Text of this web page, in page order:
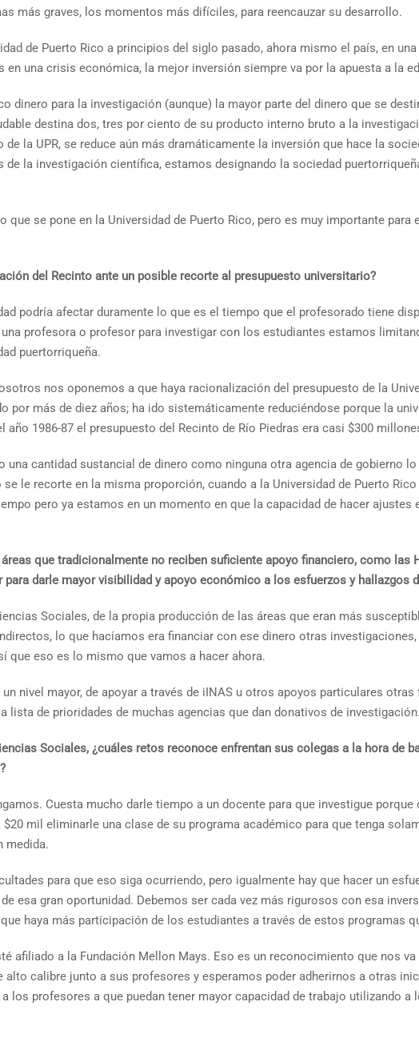
más graves, los momentos más difíciles, para reencauzar su desarrollo.
de Puerto Rico a principios del siglo pasado, ahora mismo el país, en
en una crisis económica, la mejor inversión siempre va por la apuesta a la
dinero para la investigación (aunque) la mayor parte del dinero que se
destina dos, tres por ciento de su producto interno bruto a la
la UPR, se reduce aún más dramáticamente la inversión que hace la
de la investigación científica, estamos designando la sociedad
que se pone en la Universidad de Puerto Rico, pero es muy importante
del Recinto ante un posible recorte al presupuesto universitario?
podría afectar duramente lo que es el tiempo que el profesorado tiene
profesora o profesor para investigar con los estudiantes estamos
puertorriqueña.
nos oponemos a que haya racionalización del presupuesto de la
por más de diez años; ha ido sistemáticamente reduciéndose porque la
1986-87 el presupuesto del Recinto de Río Piedras era casi $300
una cantidad sustancial de dinero como ninguna otra agencia de gobierno
le recorte en la misma proporción, cuando a la Universidad de Puerto
pero ya estamos en un momento en que la capacidad de hacer
que tradicionalmente no reciben suficiente apoyo financiero, como las
para darle mayor visibilidad y apoyo económico a los esfuerzos y hallazgos
Sociales, de la propia producción de las áreas que eran más
lo que hacíamos era financiar con ese dinero otras
que eso es lo mismo que vamos a hacer ahora.
nivel mayor, de apoyar a través de iINAS u otros apoyos particulares
lista de prioridades de muchas agencias que dan donativos de investigación.
Sociales, ¿cuáles retos reconoce enfrentan sus colegas a la hora de
Cuesta mucho darle tiempo a un docente para que investigue
mil eliminarle una clase de su programa académico para que tenga
medida.
para que eso siga ocurriendo, pero igualmente hay que hacer un
esa gran oportunidad. Debemos ser cada vez más rigurosos con esa
haya más participación de los estudiantes a través de estos programas
afiliado a la Fundación Mellon Mays. Eso es un reconocimiento que nos
calibre junto a sus profesores y esperamos poder adherirnos a otras
los profesores a que puedan tener mayor capacidad de trabajo utilizando